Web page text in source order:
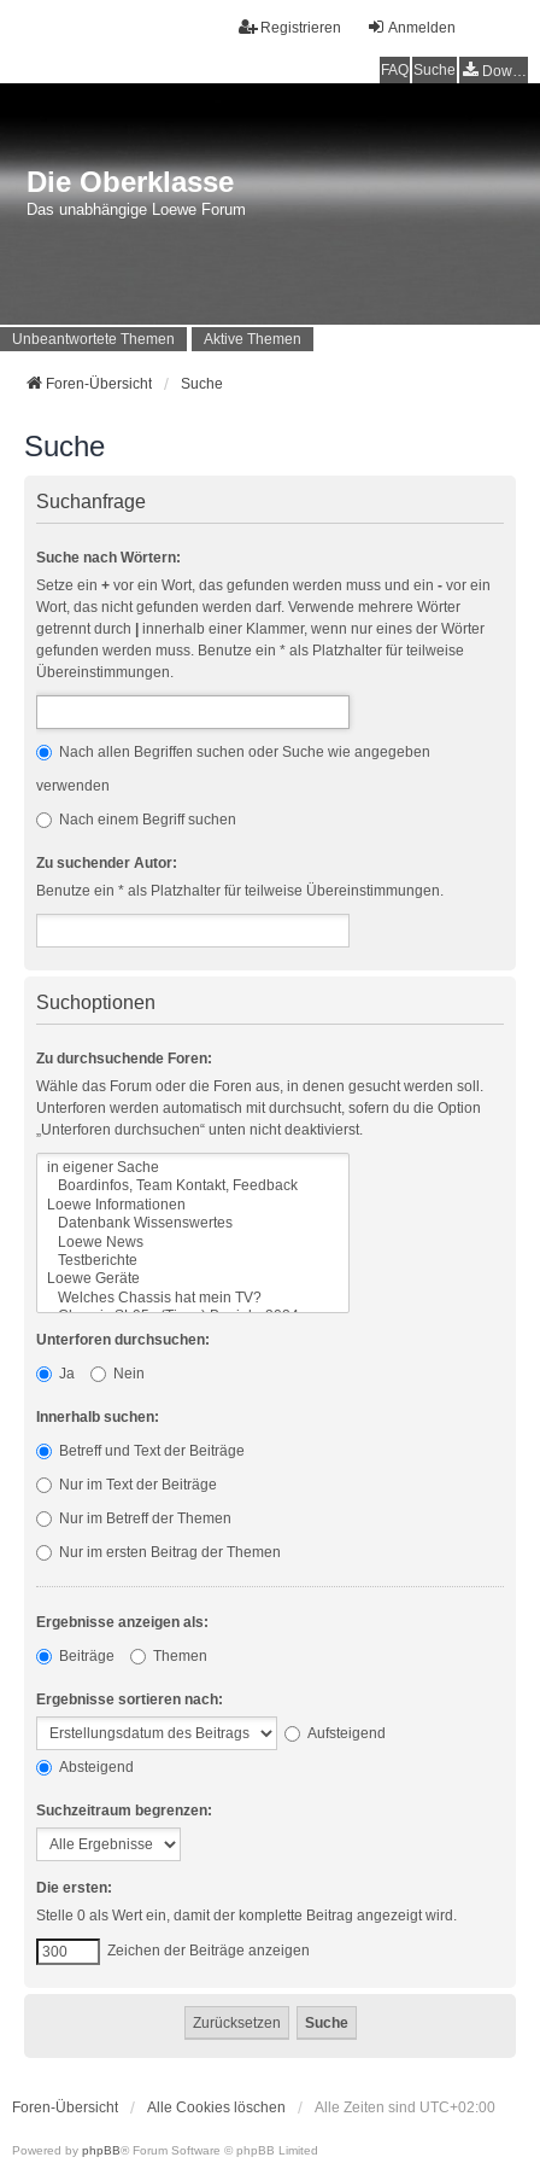
Anmelden
Registrieren
FAQ Suche Downloads
Die Oberklasse
Das unabhängige Loewe Forum
Unbeantwortete Themen Aktive Themen
Foren-Übersicht Suche
Suche
Suchanfrage
Suche nach Wörtern:
Setze ein + vor ein Wort, das gefunden werden muss und ein - vor ein
Wort, das nicht gefunden werden darf. Verwende mehrere Wörter
getrennt durch
innerhalb einer Klammer, wenn nur eines der Wörter
gefunden werden muss. Benutze ein * als Platzhalter für teilweise
Übereinstimmungen.
Nach allen Begriffen suchen oder Suche wie angegeben
verwenden
Nach einem Begriff suchen
Zu suchender Autor:
Benutze ein * als Platzhalter für teilweise Übereinstimmungen.
Suchoptionen
Zu durchsuchende Foren:
Wähle das Forum oder die Foren aus, in denen gesucht werden soll.
Unterforen werden automatisch mit durchsucht, sofern du die Option
„Unterforen durchsuchen“ unten nicht deaktivierst.
Unterforen durchsuchen:
Ja
Nein
Innerhalb suchen:
Betreff und Text der Beiträge
Nur im Text der Beiträge
Nur im Betreff der Themen
Nur im ersten Beitrag der Themen
Ergebnisse anzeigen als:
Beiträge
Themen
Ergebnisse sortieren nach:
Aufsteigend
Absteigend
Suchzeitraum begrenzen:
Die ersten:
Stelle 0 als Wert ein, damit der komplette Beitrag angezeigt wird.
Zeichen der Beiträge anzeigen
Foren-Übersicht Alle Cookies löschen Alle Zeiten sind UTC+02:00
Powered by phpBB® Forum Software © phpBB Limited